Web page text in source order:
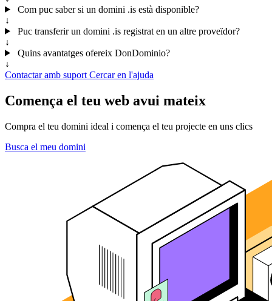
Com puc saber si un domini .is està disponible?
↓
Puc transferir un domini .is registrat en un altre proveïdor?
↓
Quins avantatges ofereix DonDominio?
↓
Contactar amb suport Cercar en l'ajuda
Comença el teu web avui mateix
Compra el teu domini ideal i comença el teu projecte en uns clics
Busca el meu domini